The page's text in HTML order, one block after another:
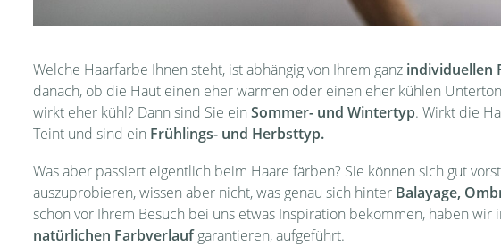
Welche Haarfarbe Ihnen steht, ist abhängig von Ihrem ganz individuellen
danach, ob die Haut einen eher warmen oder einen eher kühlen
wirkt eher kühl? Dann sind Sie ein Sommer- und Wintertyp. Wirkt die
Teint und sind ein Frühlings- und Herbsttyp.
Was aber passiert eigentlich beim Haare färben? Sie können sich gut
auszuprobieren, wissen aber nicht, was genau sich hinter Balayage,
schon vor Ihrem Besuch bei uns etwas Inspiration bekommen, haben
natürlichen Farbverlaufgarantieren, aufgeführt.